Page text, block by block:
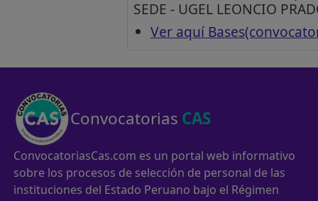
SEDE - UGEL LEONCIO
Ver aquí
Convocatorias CAS
ConvocatoriasCas.com es un portal web informativo
sobre los procesos de selección de personal de las
instituciones del Estado Peruano bajo el Régimen